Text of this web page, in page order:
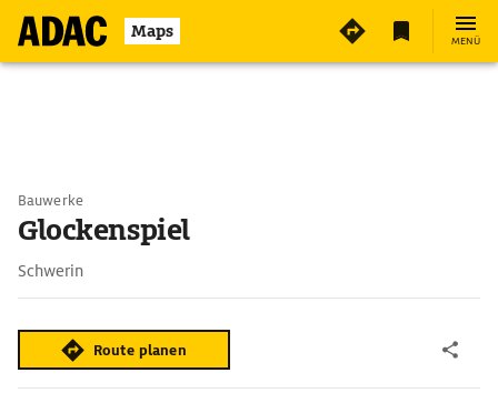
Maps MENÜ
Bauwerke
Glockenspiel
Schwerin
Route planen